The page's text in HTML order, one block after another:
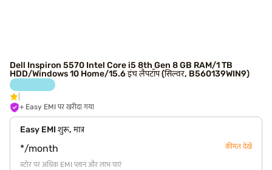
Dell Inspiron 5570 Intel Core i5 8th Gen 8 GB RAM/1 TB
HDD/Windows 10 Home/15.6 इंच लैपटॉप (सिल्वर, B560139WIN9)
+ Easy EMI पर खरीदा गया
Easy EMI शुरू, मात्र
*/month कीमत देखें
स्टोर पर अधिक EMI प्लान और लाभ पाएं